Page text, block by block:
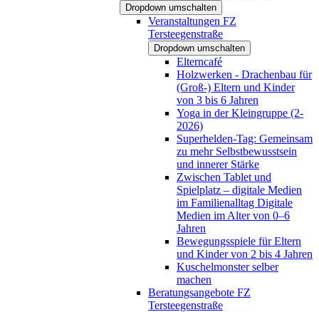
Dropdown umschalten
Veranstaltungen FZ
Tersteegenstraße
Dropdown umschalten
Elterncafé
Holzwerken - Drachenbau für
(Groß-) Eltern und Kinder
von 3 bis 6 Jahren
Yoga in der Kleingruppe (2-
2026)
Superhelden-Tag: Gemeinsam
zu mehr Selbstbewusstsein
und innerer Stärke
Zwischen Tablet und
Spielplatz – digitale Medien
im Familienalltag Digitale
Medien im Alter von 0–6
Jahren
Bewegungsspiele für Eltern
und Kinder von 2 bis 4 Jahren
Kuschelmonster selber
machen
Beratungsangebote FZ
Tersteegenstraße